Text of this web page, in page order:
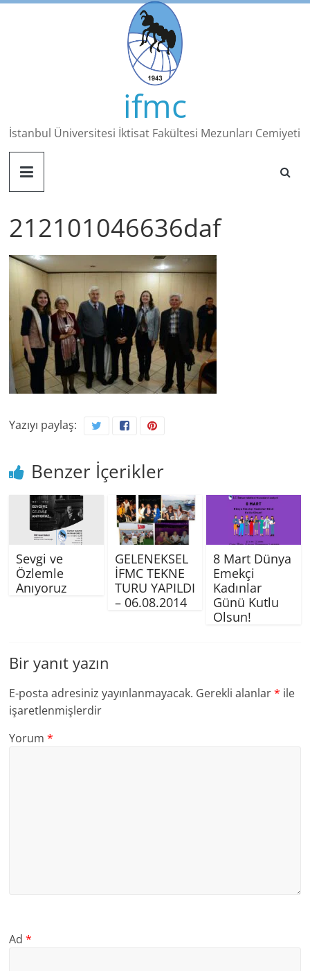
Skip
ifmc
İstanbul Üniversitesi İktisat Fakültesi Mezunları Cemiyeti
212101046636daf
Yazıyı paylaş:
Benzer İçerikler
Sevgi ve
Özlemle
Anıyoruz
GELENEKSEL
İFMC TEKNE
TURU YAPILDI
– 06.08.2014
8 Mart Dünya
Emekçi
Kadınlar
Günü Kutlu
Olsun!
Bir yanıt yazın
E-posta adresiniz yayınlanmayacak. Gerekli alanlar* ile
işaretlenmişlerdir
Yorum*
Ad*